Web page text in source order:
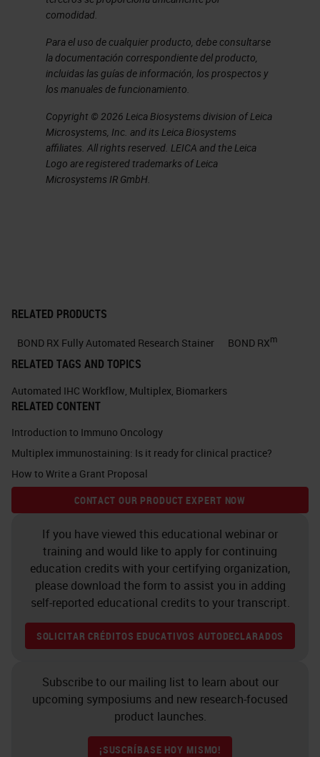
comodidad.
Para el uso de cualquier producto, debe consultarse
la documentación correspondiente del producto,
incluidas las guías de información, los prospectos y
los manuales de funcionamiento.
Copyright © 2026 Leica Biosystems division of Leica
Microsystems, Inc. and its Leica Biosystems
affiliates. All rights reserved. LEICA and the Leica
Logo are registered trademarks of Leica
Microsystems IR GmbH.
RELATED PRODUCTS
BOND RX Fully Automated Research Stainer BOND RXm
RELATED TAGS AND TOPICS
Automated IHC Workflow Multiplex Biomarkers
RELATED CONTENT
Introduction to Immuno Oncology
Multiplex immunostaining: Is it ready for clinical practice?
How to Write a Grant Proposal
CONTACT OUR PRODUCT EXPERT NOW
If you have viewed this educational webinar or
training and would like to apply for continuing
education credits with your certifying organization,
please download the form to assist you in adding
self-reported educational credits to your transcript.
SOLICITAR CRÉDITOS EDUCATIVOS AUTODECLARADOS
Subscribe to our mailing list to learn about our
upcoming symposiums and new research-focused
product launches.
¡SUSCRÍBASE HOY MISMO!